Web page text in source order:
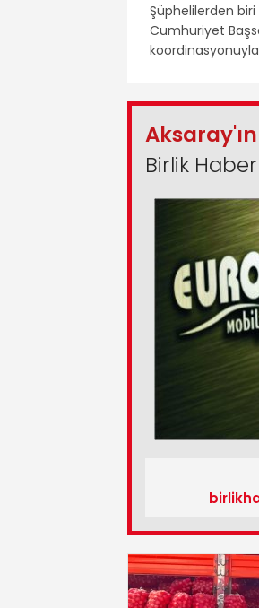
Şüphelilerden biri
Cumhuriyet
Aksaray'ın
Birlik